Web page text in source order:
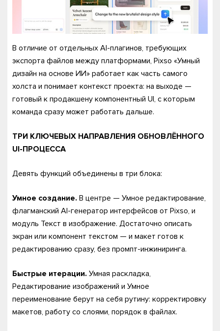
В отличие от отдельных AI-плагинов, требующих
экспорта файлов между платформами, Pixso «Умный
дизайн на основе ИИ» работает как часть самого
холста и понимает контекст проекта: на выходе —
готовый к продакшену компонентный UI, с которым
команда сразу может работать дальше.
ТРИ КЛЮЧЕВЫХ НАПРАВЛЕНИЯ ОБНОВЛЁННОГО
UI-ПРОЦЕССА
Девять функций объединены в три блока:
Умное создание. В центре — Умное редактирование,
флагманский AI-генератор интерфейсов от Pixso, и
модуль Текст в изображение. Достаточно описать
экран или компонент текстом — и макет готов к
редактированию сразу, без промпт-инжиниринга.
Быстрые итерации. Умная раскладка,
Редактирование изображений и Умное
переименование берут на себя рутину: корректировку
макетов, работу со слоями, порядок в файлах.